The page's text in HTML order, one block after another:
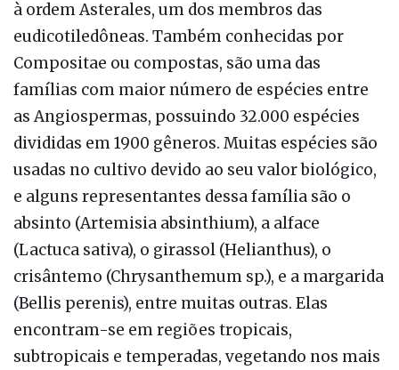
à ordem Asterales, um dos membros das
eudicotiledôneas. Também conhecidas por
Compositae ou compostas, são uma das
famílias com maior número de espécies entre
as Angiospermas, possuindo 32.000 espécies
divididas em 1900 gêneros. Muitas espécies são
usadas no cultivo devido ao seu valor biológico,
e alguns representantes dessa família são o
absinto (Artemisia absinthium), a alface
(Lactuca sativa), o girassol (Helianthus), o
crisântemo (Chrysanthemum sp.), e a margarida
(Bellis perenis), entre muitas outras. Elas
encontram-se em regiões tropicais,
subtropicais e temperadas, vegetando nos mais